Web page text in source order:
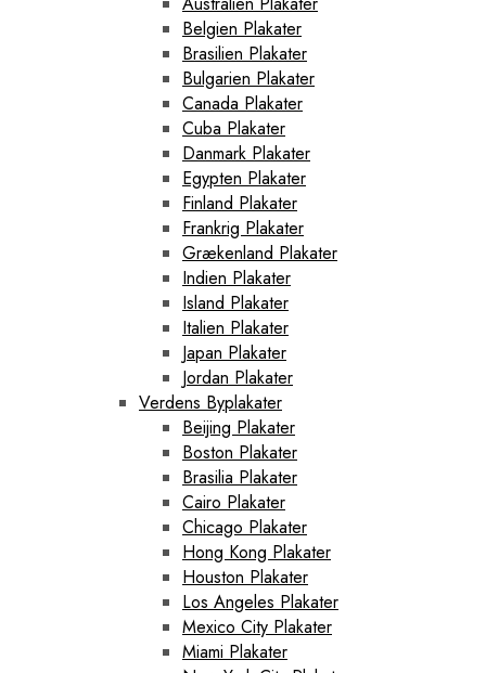
Belgien Plakater
Brasilien Plakater
Bulgarien Plakater
Canada Plakater
Cuba Plakater
Danmark Plakater
Egypten Plakater
Finland Plakater
Frankrig Plakater
Grækenland Plakater
Indien Plakater
Island Plakater
Italien Plakater
Japan Plakater
Jordan Plakater
Verdens Byplakater
Beijing Plakater
Boston Plakater
Brasilia Plakater
Cairo Plakater
Chicago Plakater
Hong Kong Plakater
Houston Plakater
Los Angeles Plakater
Mexico City Plakater
Miami Plakater